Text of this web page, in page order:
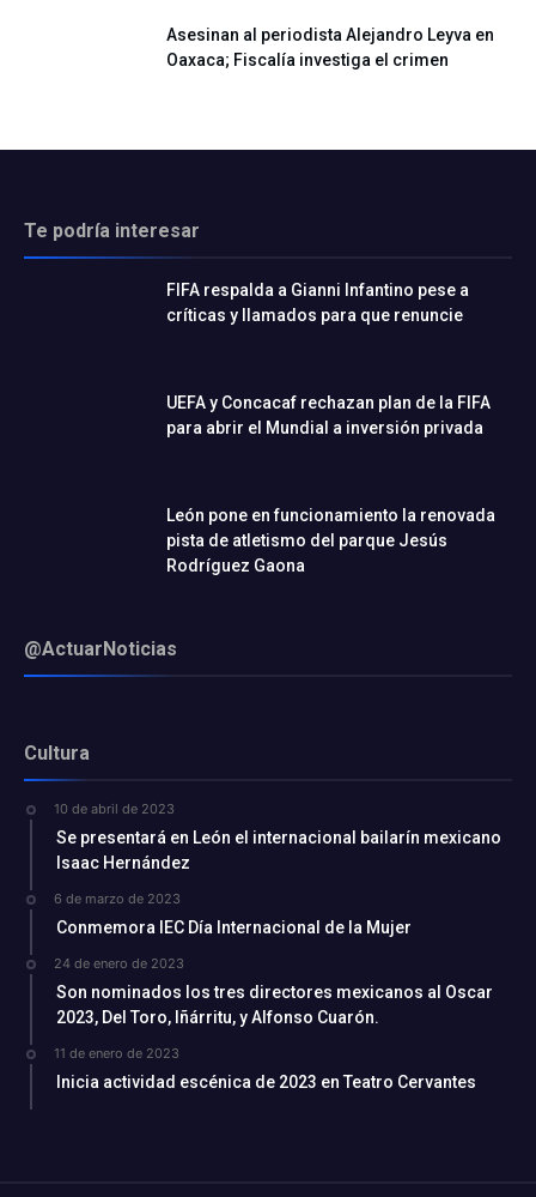
Asesinan al periodista Alejandro Leyva en
Oaxaca; Fiscalía investiga el crimen
Te podría interesar
FIFA respalda a Gianni Infantino pese a
críticas y llamados para que renuncie
UEFA y Concacaf rechazan plan de la FIFA
para abrir el Mundial a inversión privada
León pone en funcionamiento la renovada
pista de atletismo del parque Jesús
Rodríguez Gaona
@ActuarNoticias
Cultura
10 de abril de 2023
Se presentará en León el internacional bailarín mexicano
Isaac Hernández
6 de marzo de 2023
Conmemora IEC Día Internacional de la Mujer
24 de enero de 2023
Son nominados los tres directores mexicanos al Oscar
2023, Del Toro, Iñárritu, y Alfonso Cuarón.
11 de enero de 2023
Inicia actividad escénica de 2023 en Teatro Cervantes